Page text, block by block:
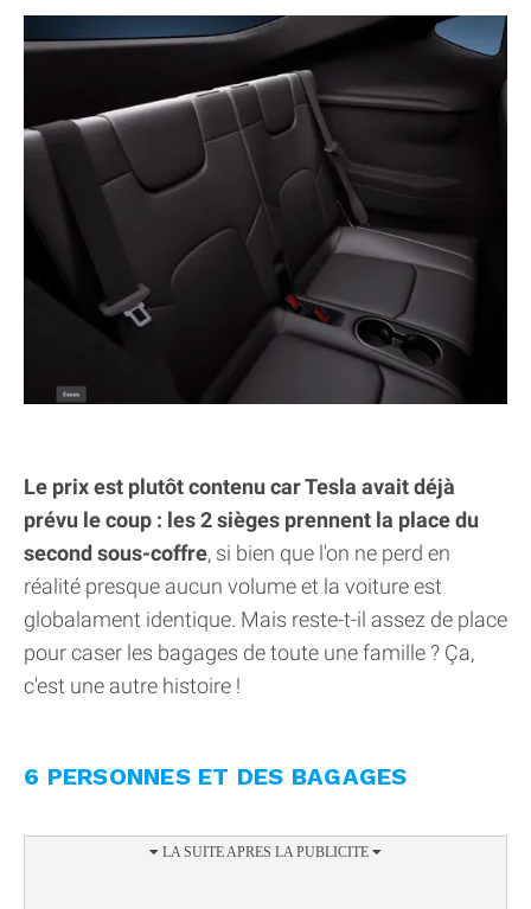
Le prix est plutôt contenu car Tesla avait déjà
prévu le coup : les 2 sièges prennent la place du
second sous-coffre, si bien que l'on ne perd en
réalité presque aucun volume et la voiture est
globalament identique. Mais reste-t-il assez de place
pour caser les bagages de toute une famille ? Ça,
c'est une autre histoire !
6 PERSONNES ET DES BAGAGES